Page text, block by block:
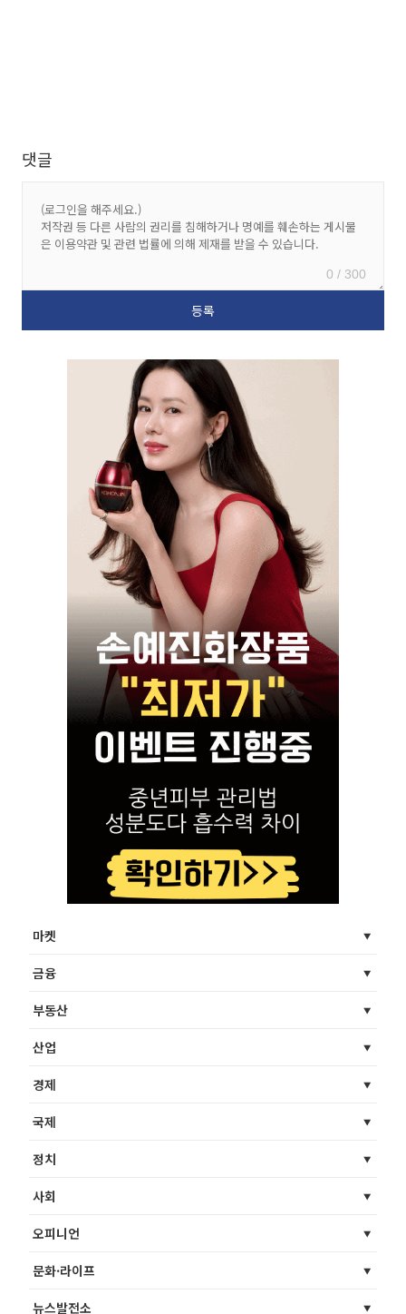
댓글
0 / 300
마켓
금융
부동산
산업
경제
국제
정치
사회
오피니언
문화·라이프
뉴스발전소